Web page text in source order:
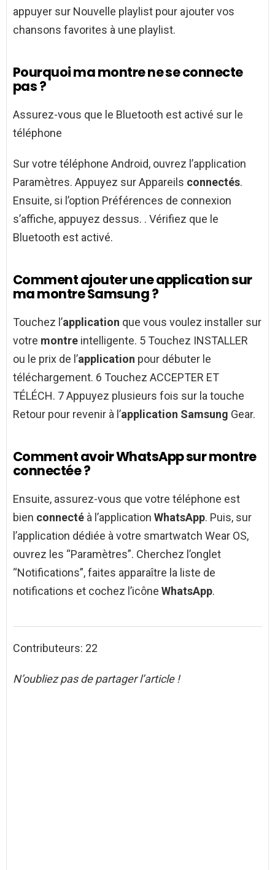
appuyer sur Nouvelle playlist pour ajouter vos
chansons favorites à une playlist.
Pourquoi ma montre ne se connecte
pas ?
Assurez-vous que le Bluetooth est activé sur le
téléphone
Sur votre téléphone Android, ouvrez l’application
Paramètres. Appuyez sur Appareils connectés.
Ensuite, si l’option Préférences de connexion
s’affiche, appuyez dessus. . Vérifiez que le
Bluetooth est activé.
Comment ajouter une application sur
ma montre Samsung ?
Touchez l’application que vous voulez installer sur
votre montre intelligente. 5 Touchez INSTALLER
ou le prix de l’application pour débuter le
téléchargement. 6 Touchez ACCEPTER ET
TÉLÉCH. 7 Appuyez plusieurs fois sur la touche
Retour pour revenir à l’application Samsung Gear.
Comment avoir WhatsApp sur montre
connectée ?
Ensuite, assurez-vous que votre téléphone est
bien connecté à l’application WhatsApp. Puis, sur
l’application dédiée à votre smartwatch Wear OS,
ouvrez les “Paramètres”. Cherchez l’onglet
“Notifications”, faites apparaître la liste de
notifications et cochez l’icône WhatsApp.
Contributeurs: 22
N’oubliez pas de partager l’article !